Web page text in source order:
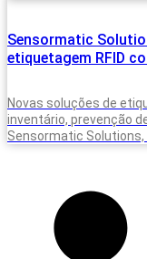
Sensormatic
etiquetagem RFID
Novas soluções de
inventário, prevenção
Sensormatic